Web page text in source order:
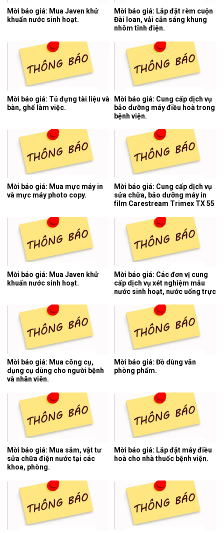
Mời báo giá: Mua Javen khử
khuẩn nước sinh hoạt.
Mời báo giá: Lắp đặt rèm cuộn
Đài loan, vải cản sáng khung
nhôm tĩnh điện.
Mời báo giá: Tủ đựng tài liệu và
bàn, ghế làm việc.
Mời báo giá: Cung cấp dịch vụ
bảo dưỡng máy điều hoà trong
bệnh viện.
Mời báo giá: Mua mực máy in
và mực máy photo copy.
Mời báo giá: Cung cấp dịch vụ
sửa chữa, bảo dưỡng máy in
film Carestream Trimex TX 55
tính.
Mời báo giá: Mua Javen khử
khuẩn nước sinh hoạt.
Mời báo giá: Các đơn vị cung
cấp dịch vụ xét nghiệm mẫu
nước sinh hoạt, nước uống trực
cuối năm 2026.
Mời báo giá: Mua công cụ,
dụng cụ dùng cho người bệnh
và nhân viên.
Mời báo giá: Đồ dùng văn
phòng phẩm.
Mời báo giá: Mua sắm, vật tư
sửa chữa điện nước tại các
khoa, phòng.
Mời báo giá: Lắp đặt máy điều
hoà cho nhà thuốc bệnh viện.